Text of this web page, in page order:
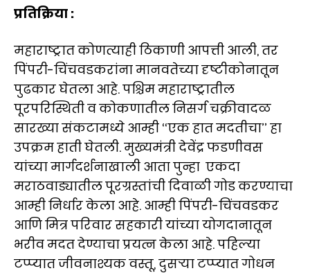
प्रतिक्रिया :
महाराष्ट्रात कोणत्याही ठिकाणी आपत्ती आली, तर
पिंपरी-चिंचवडकरांना मानवतेच्या दृष्टीकोनातून
पुढकार घेतला आहे. पश्चिम महाराष्ट्रातील
पूरपरिस्थिती व कोकणातील निसर्ग चक्रीवादळ
सारख्या संकटामध्ये आम्ही ‘‘एक हात मदतीचा’’ हा
उपक्रम हाती घेतली. मुख्यमंत्री देवेंद्र फडणीवस
यांच्या मार्गदर्शनाखाली आता पुन्हा एकदा
मराठवाड्यातील पूरग्रस्तांची दिवाळी गोड करण्याचा
आम्ही निर्धार केला आहे. आम्ही पिंपरी-चिंचवडकर
आणि मित्र परिवार सहकारी यांच्या योगदानातून
भरीव मदत देण्याचा प्रयत्न केला आहे. पहिल्या
टप्प्यात जीवनाश्यक वस्तू, दुसऱ्या टप्प्यात गोधन